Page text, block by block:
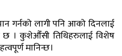
गर्नको लागी पनि आको दिनलाई
छ । कुशेऔँसी तिथिहरुलाई विशेष
मानिन्छ।